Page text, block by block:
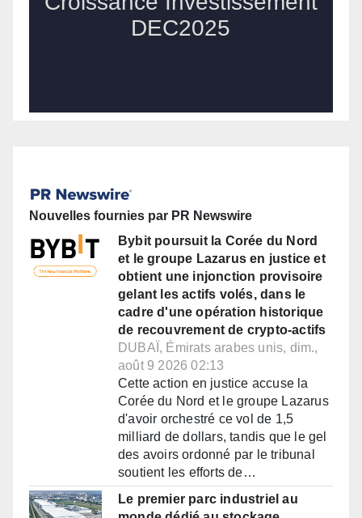
Nouvelles fournies par PR Newswire
Bybit poursuit la Corée du Nord
et le groupe Lazarus en justice et
obtient une injonction provisoire
gelant les actifs volés, dans le
cadre d'une opération historique
de recouvrement de crypto-actifs
DUBAÏ, Émirats arabes unis, dim.,
août 9 2026 02:13
Cette action en justice accuse la
Corée du Nord et le groupe Lazarus
d'avoir orchestré ce vol de 1,5
milliard de dollars, tandis que le gel
des avoirs ordonné par le tribunal
soutient les efforts de…
Le premier parc industriel au